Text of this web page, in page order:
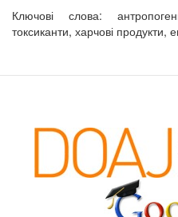
Ключові слова:
токсиканти, харчові продукти,